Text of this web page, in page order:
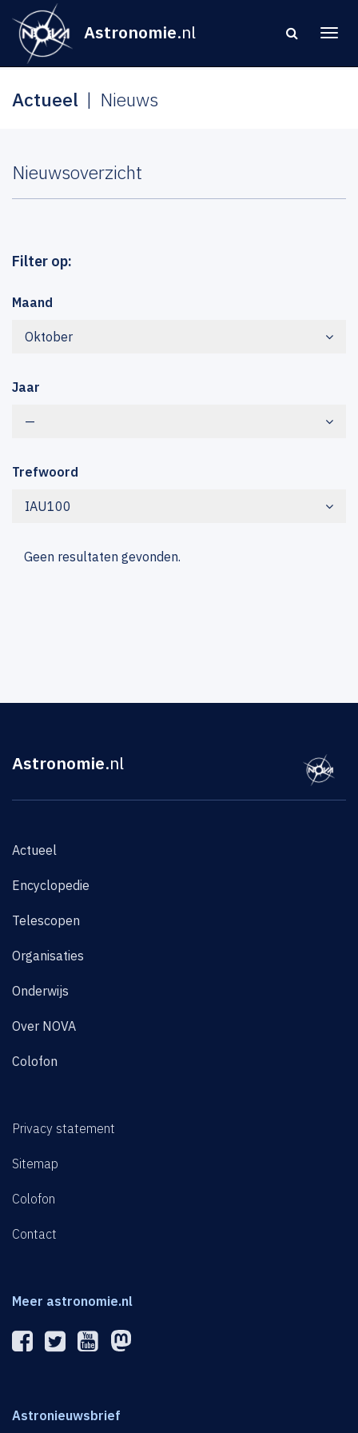
Astronomie.nl
Actueel Nieuws
Nieuwsoverzicht
Filter op:
Maand
Oktober
Jaar
—
Trefwoord
IAU100
Geen resultaten gevonden.
Astronomie.nl
Actueel
Encyclopedie
Telescopen
Organisaties
Onderwijs
Over NOVA
Colofon
Privacy statement
Sitemap
Colofon
Contact
Meer astronomie.nl
Astronieuwsbrief